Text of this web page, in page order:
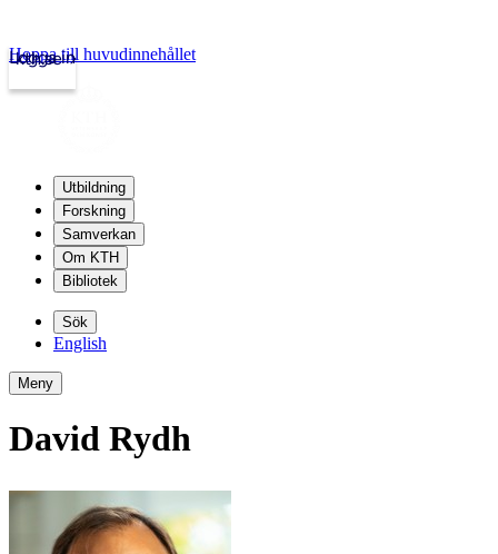
kth.se
Logga in
Hoppa till huvudinnehållet
Utbildning
Forskning
Samverkan
Om KTH
Bibliotek
Sök
English
Meny
David Rydh